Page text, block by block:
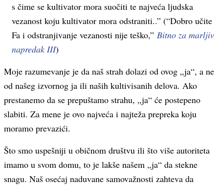
s čime se kultivator mora suočiti te najveća ljudska
vezanost koju kultivator mora odstraniti..” (“Dobro učite
Fa i odstranjivanje vezanosti nije teško,” Bitno za marljiv
napredak III)
Moje razumevanje je da naš strah dolazi od ovog „ja“, a ne
od našeg izvornog ja ili naših kultivisanih delova. Ako
prestanemo da se prepuštamo strahu, „ja“ će postepeno
slabiti. Za mene je ovo najveća i najteža prepreka koju
moramo prevazići.
Što smo uspešniji u običnom društvu ili što više autoriteta
imamo u svom domu, to je lakše našem „ja“ da stekne
snagu. Naš osećaj naduvane samovažnosti zahteva da